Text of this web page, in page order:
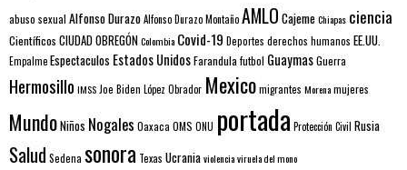
abuso sexual Alfonso DurazoAlfonso Durazo MontañoAMLO CajemeChiapas ciencia
Científicos CIUDAD OBREGÓNColombia Covid-19 Deportes derechos humanos EE.UU.
EmpalmeEspectaculos Estados UnidosFarandula futbol GuaymasGuerra
Hermosillo IMSS Joe Biden López Obrador Mexicomigrantes Morenamujeres
MundoNiños Nogales Oaxaca OMS ONU portada Protección Civil Rusia
Salud Sedena sonora Texas Ucraniaviolenciaviruela del mono